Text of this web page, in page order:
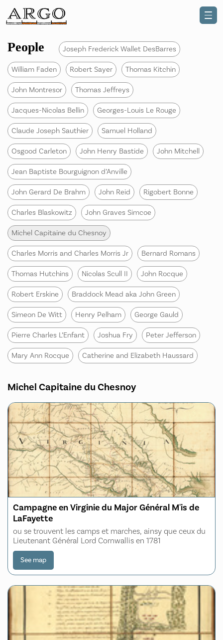
People Joseph Frederick Wallet DesBarres
William Faden Robert Sayer Thomas Kitchin
John Montresor Thomas Jeffreys
Jacques-Nicolas Bellin Georges-Louis Le Rouge
Claude Joseph Sauthier Samuel Holland
Osgood Carleton John Henry Bastide John Mitchell
Jean Baptiste Bourguignon d’Anville
John Gerard De Brahm John Reid Rigobert Bonne
Charles Blaskowitz John Graves Simcoe
Michel Capitaine du Chesnoy
Charles Morris and Charles Morris Jr Bernard Romans
Thomas Hutchins Nicolas Scull II John Rocque
Robert Erskine Braddock Mead aka John Green
Simeon De Witt Henry Pelham George Gauld
Pierre Charles L’Enfant Joshua Fry Peter Jefferson
Mary Ann Rocque Catherine and Elizabeth Haussard
Michel Capitaine du Chesnoy
Campagne en Virginie du Major Général M'is de
LaFayette
ou se trouvent les camps et marches, ainsy que ceux du
Lieutenant Général Lord Cornwallis en 1781
See map